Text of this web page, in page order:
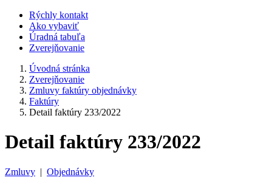
Rýchly kontakt
Ako vybaviť
Úradná tabuľa
Zverejňovanie
Úvodná stránka
Zverejňovanie
Zmluvy faktúry objednávky
Faktúry
Detail faktúry 233/2022
Detail faktúry 233/2022
Zmluvy | Objednávky